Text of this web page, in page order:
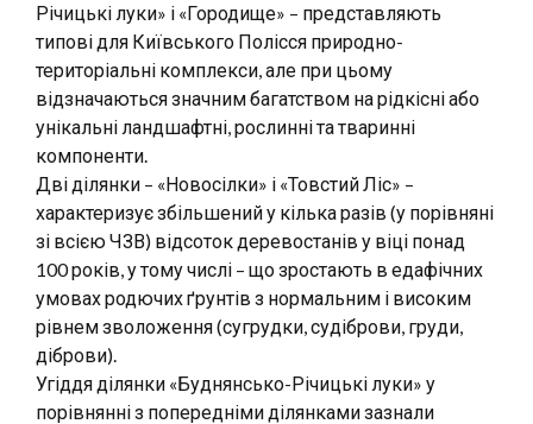
Річицькі луки» і «Городище» – представляють
типові для Київського Полісся природно-
територіальні комплекси, але при цьому
відзначаються значним багатством на рідкісні або
унікальні ландшафтні, рослинні та тваринні
компоненти.
Дві ділянки – «Новосілки» і «Товстий Ліс» –
характеризує збільшений у кілька разів (у порівняні
зі всією ЧЗВ) відсоток деревостанів у віці понад
100 років, у тому числі – що зростають в едафічних
умовах родючих ґрунтів з нормальним і високим
рівнем зволоження (сугрудки, судіброви, груди,
діброви).
Угіддя ділянки «Буднянсько-Річицькі луки» у
порівнянні з попередніми ділянками зазнали